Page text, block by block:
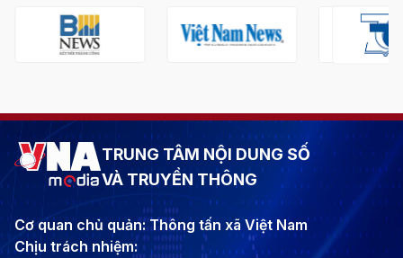
TRUNG TÂM NỘI DUNG SỐ
VÀ TRUYỀN THÔNG
Cơ quan chủ quản: Thông tấn xã Việt Nam
Chịu trách nhiệm: